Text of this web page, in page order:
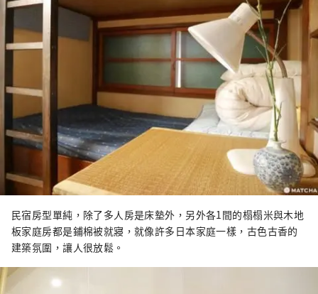
民宿房型單純，除了多人房是床墊外，另外各1間的榻榻米與木地
板家庭房都是鋪棉被就寢，就像許多日本家庭一樣，古色古香的
建築氛圍，讓人很放鬆。